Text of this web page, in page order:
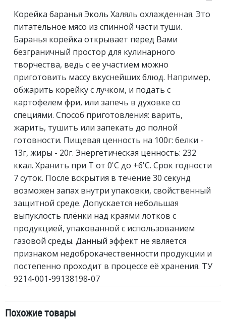
Корейка баранья Эколь Халяль охлажденная. Это
питательное мясо из спинной части туши.
Баранья корейка открывает перед Вами
безграничный простор для кулинарного
творчества, ведь с ее участием можно
приготовить массу вкуснейших блюд. Например,
обжарить корейку с лучком, и подать с
картофелем фри, или запечь в духовке со
специями. Способ приготовления: варить,
жарить, тушить или запекать до полной
готовности. Пищевая ценность на 100г: белки -
13г, жиры - 20г. Энергетическая ценность: 232
ккал. Хранить при Т от 0'C до +6'C. Срок годности
7 суток. После вскрытия в течение 30 секунд
возможен запах внутри упаковки, свойственный
защитной среде. Допускается небольшая
выпуклость плёнки над краями лотков с
продукцией, упакованной с использованием
газовой среды. Данный эффект не является
признаком недоброкачественности продукции и
постепенно проходит в процессе её хранения. ТУ
9214-001-99138198-07
Похожие товары